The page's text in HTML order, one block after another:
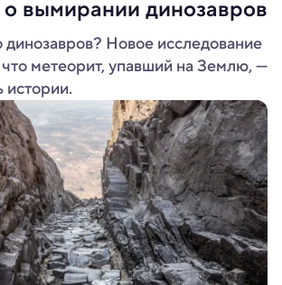
о вымирании динозавров
динозавров? Новое исследование
что метеорит, упавший на Землю, —
истории.